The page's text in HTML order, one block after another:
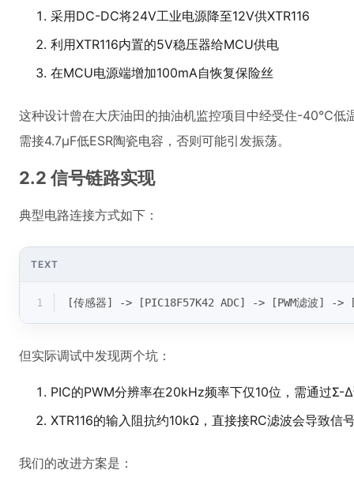
典型电路连接方式如下：
1 [传感器] -> [PIC18F57K42 ADC] -> [PWM滤波] ->
但实际调试中发现两个坑：
PIC的PWM分辨率在20kHz频率下仅10位，需通过Σ-
XTR116的输入阻抗约10kΩ，直接接RC滤波会导致信
使用MCU内置的DAC模块（如有）
或采用外部16位DAC如DAC8560
3. 软件校准算法与抗干扰措施
3.1 三点校准法